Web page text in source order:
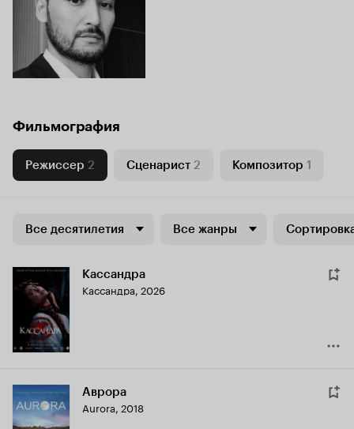
Фильмография
Режиссер 2 Сценарист 2 Композитор 1
Все десятилетия Все жанры
Кассандра
Кассандра, 2026
Аврора
Aurora, 2018